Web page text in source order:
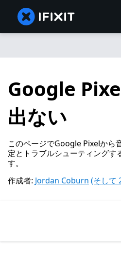
Google
出ない
このページでGoogle Pixelから
定とトラブルシューティングす
す。
作成者: Jordan Coburn (そして